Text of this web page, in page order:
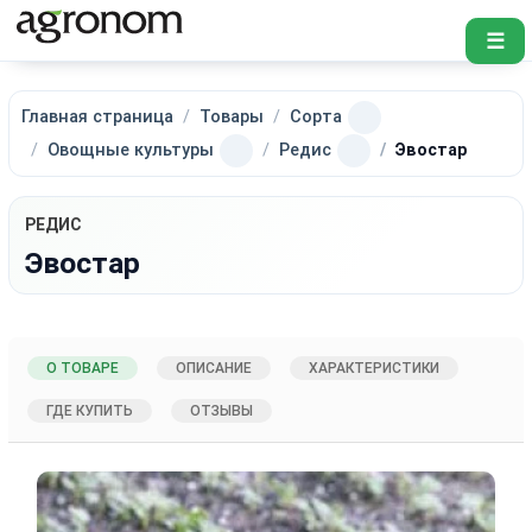
☰
Главная страница Товары
Сорта
Овощные культуры
Редис Эвостар
РЕДИС
Эвостар
О ТОВАРЕ ОПИСАНИЕ ХАРАКТЕРИСТИКИ
ГДЕ КУПИТЬ ОТЗЫВЫ